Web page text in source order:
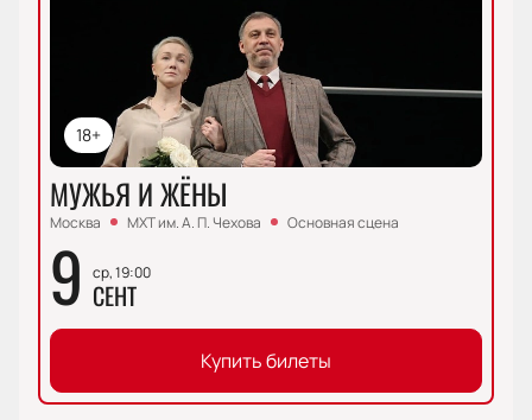
18+
МУЖЬЯ И ЖЁНЫ
Москва МХТ им. А. П. Чехова Основная сцена
9 ср, 19:00
СЕНТ
Купить билеты